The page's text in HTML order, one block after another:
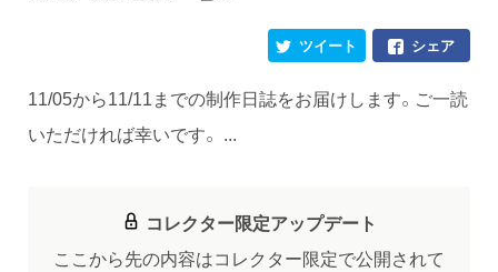
シェア
ツイート
11/05から11/11までの制作日誌をお届けします。ご一読
いただければ幸いです。 ...
コレクター限定アップデート
ここから先の内容はコレクター限定で公開されて